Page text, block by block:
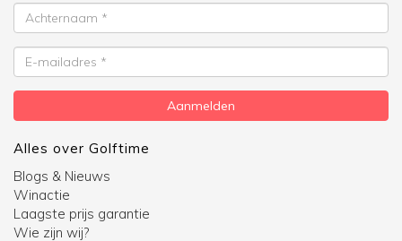
Achternaam
E-
mailadres
Aanmelden
Alles over Golftime
Blogs & Nieuws
Winactie
Laagste prijs garantie
Wie zijn wij?